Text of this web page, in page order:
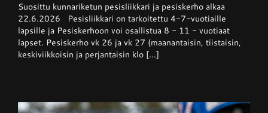
ja
pesiskerho
alkaa
viikolla
26
Suosittu kunnariketun pesisliikkari ja pesiskerho alkaa
22.6.2026 Pesisliikkari on tarkoitettu 4-7-vuotiaille
lapsille ja Pesiskerhoon voi osallistua 8 - 11 - vuotiaat
lapset. Pesiskerho vk 26 ja vk 27 (maanantaisin, tiistaisin,
keskiviikkoisin ja perjantaisin klo [...]